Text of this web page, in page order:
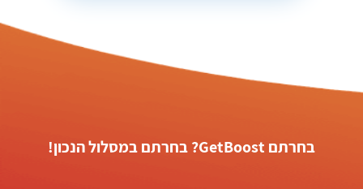
בחרתם GetBoost? בחרתם במסלול הנכון!